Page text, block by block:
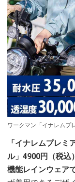
ワークマン「イナレムプ
「イナレムプレ
ル」4900円（税込
機能レインウェアで